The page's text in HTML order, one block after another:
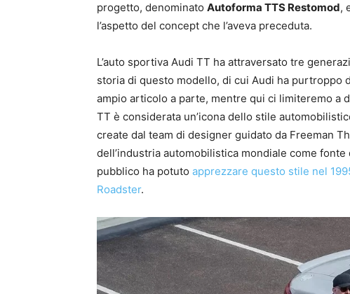
progetto, denominato Autoforma TTS Restomod,
l’aspetto del concept che l’aveva preceduta.
L’auto sportiva Audi TT ha attraversato tre
storia di questo modello, di cui Audi ha purtroppo
ampio articolo a parte, mentre qui ci limiteremo a
TT è considerata un’icona dello stile
create dal team di designer guidato da Freeman
dell’industria automobilistica mondiale come
pubblico ha potuto apprezzare questo stile nel
Roadster.